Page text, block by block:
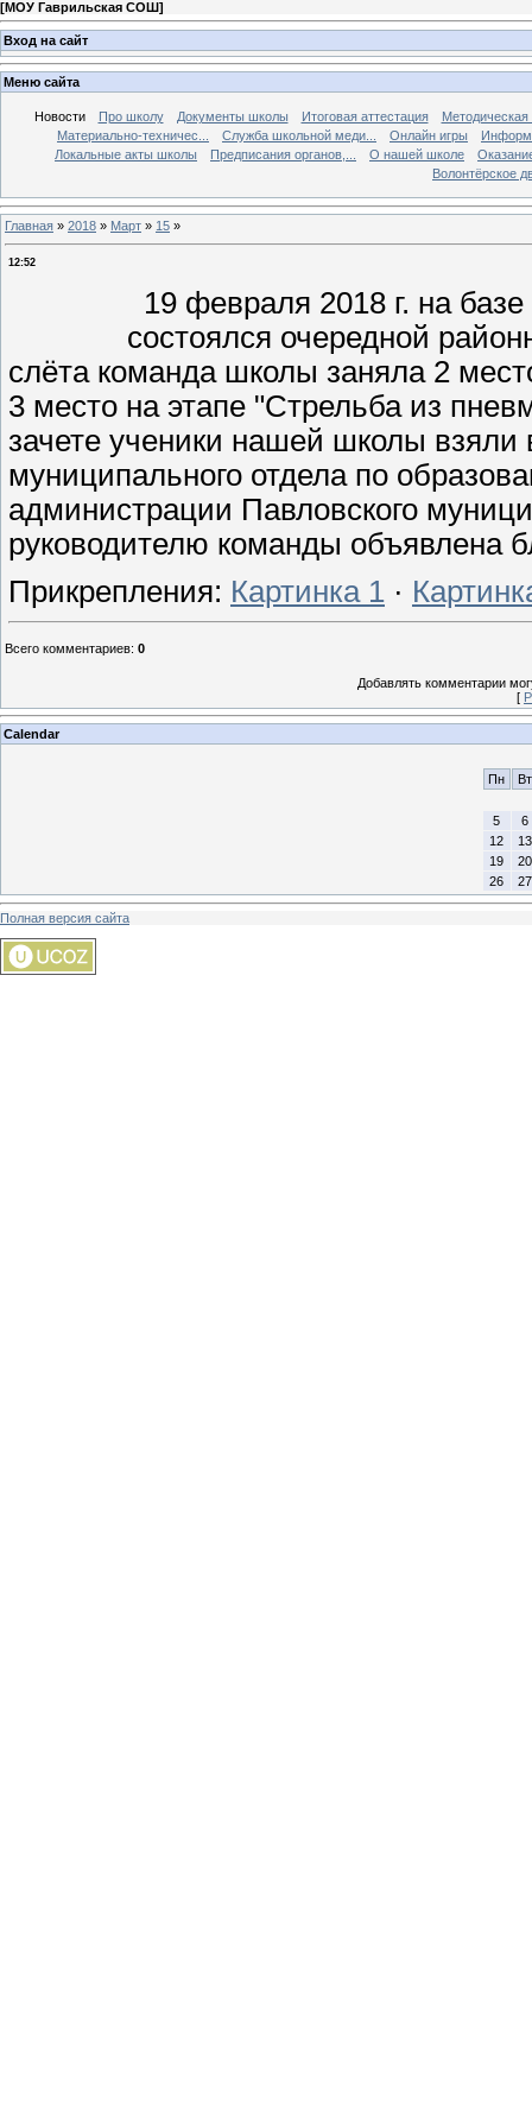
[МОУ Гаврильская СОШ]
Вход на сайт
Меню сайта
Новости Про школу Документы школы Итоговая аттестация
Методическая
Материально-техничес...
Служба школьной меди... Онлайн игры
Локальные акты школы
Предписания органов,... О нашей школе
Волонтёрское
Главная » 2018 » Март » 15 »
12:52
19 февраля 2018 г. на
состоялся очередной
слёта команда школы заняла 2
3 место на этапе "Стрельба из
зачете ученики нашей школы
муниципального отдела по
администрации Павловского
руководителю команды объявлена
Прикрепления: Картинка 1 ·
Всего комментариев: 0
Добавлять комментарии
[
Calendar
Пн Вт
5
6
12
13
19
20
26
27
Полная версия сайта